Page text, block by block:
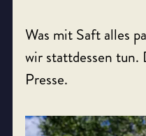
Was mit Saft alles
wir stattdessen
Presse.